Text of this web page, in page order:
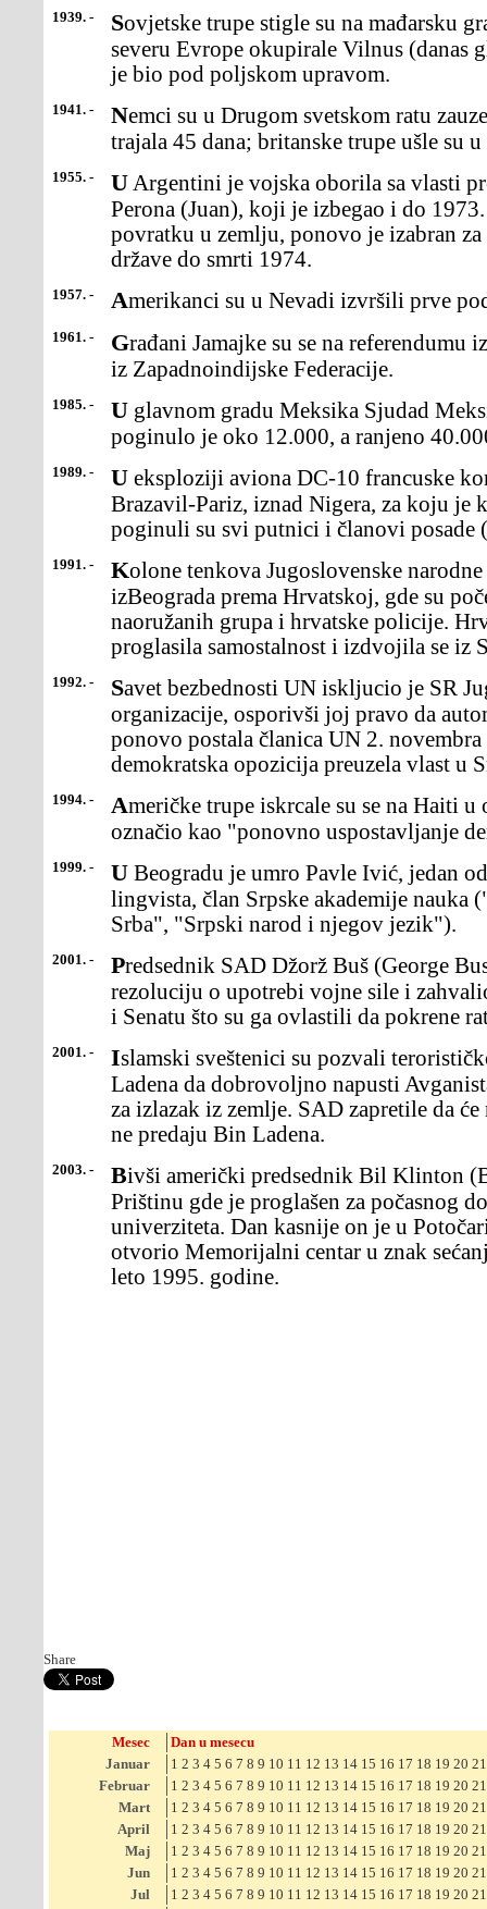
1939. - Sovjetske trupe stigle su na mađarsku granicu iistovremeno su na
severu Evrope okupirale Vilnus
je bio pod poljskom upravom.
1941. - Nemci su u Drugom svetskom ratu zauzeli Kijev, posle bitkekoja je
trajala 45 dana; britanske trupe ušle su u
1955. - U Argentini je vojska oborila sa vlasti predsednika HuanaDominga
Perona (Juan), koji je izbegao i do
povratku u zemlju, ponovo je izabran
države do smrti 1974.
1957. - Amerikanci su u Nevadi izvršili prve
1961. - Građani Jamajke su se na referendumu izjasnili zaizdvajanje zemlje
iz Zapadnoindijske Federacije.
1985. - U glavnom gradu Meksika Sjudad Meksiku i okolini u zemljotresu
poginulo je oko 12.000, a ranjeno
1989. - U eksploziji aviona DC-10 francuske kompanije UTA, naliniji
Brazavil-Pariz, iznad Nigera, za koju je
poginuli su svi putnici i članovi posade
1991. - Kolone tenkova Jugoslovenske narodne armije krenule su
izBeograda prema Hrvatskoj, gde su
naoružanih grupa i hrvatske policije.
proglasila samostalnost i izdvojila se iz
1992. - Savet bezbednosti UN iskljucio je SR Jugoslaviju izsvetske
organizacije, osporivši joj pravo da
ponovo postala članica UN 2.
demokratska opozicija preuzela vlast u
1994. - Američke trupe iskrcale su se na Haiti u operaciji kojuje Vašington
označio kao "ponovno uspostavljanje
1999. - U Beogradu je umro Pavle Ivić, jedan od vodećih jugoslovenskih
lingvista, član Srpske akademije
Srba", "Srpski narod i njegov jezik").
2001. - Predsednik SAD Džorž Buš (George Bush) potpisao jekongresnu
rezoluciju o upotrebi vojne sile i
i Senatu što su ga ovlastili da pokrene
2001. - Islamski sveštenici su pozvali terorističkog lidera Osamu Bin
Ladena da dobrovoljno napusti
za izlazak iz zemlje. SAD zapretile da
ne predaju Bin Ladena.
2003. - Bivši američki predsednik Bil Klinton (Bil Clinton)posetio je
Prištinu gde je proglašen za počasnog
univerziteta. Dan kasnije on je u
otvorio Memorijalni centar u znak
leto 1995. godine.
Share
Mesec
Dan u mesecu
Januar
1 2 3 4 5 6 7 8 9 10 11 12 13 14 15 16 17 18 19 20 21
Februar
1 2 3 4 5 6 7 8 9 10 11 12 13 14 15 16 17 18 19 20 21
Mart
1 2 3 4 5 6 7 8 9 10 11 12 13 14 15 16 17 18 19 20 21
April
1 2 3 4 5 6 7 8 9 10 11 12 13 14 15 16 17 18 19 20 21
Maj
1 2 3 4 5 6 7 8 9 10 11 12 13 14 15 16 17 18 19 20 21
Jun
1 2 3 4 5 6 7 8 9 10 11 12 13 14 15 16 17 18 19 20 21
Jul
1 2 3 4 5 6 7 8 9 10 11 12 13 14 15 16 17 18 19 20 21